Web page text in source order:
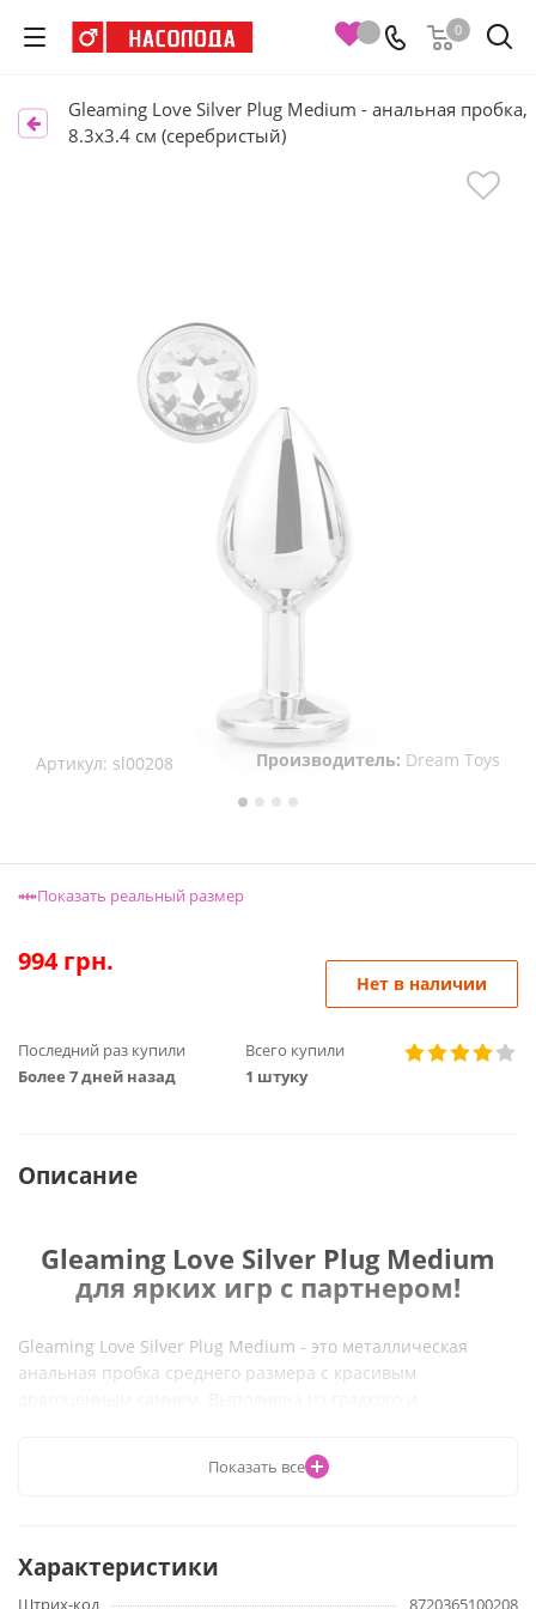
0
Gleaming Love Silver Plug Medium - анальная пробка,
8.3х3.4 см (серебристый)
Артикул: sl00208 Производитель: Dream Toys
Показать реальный размер
994грн.
Нет в наличии
Последний раз купили
Более 7 дней назад
Всего купили
1 штуку
Описание
Gleaming Love Silver Plug Medium
для ярких игр с партнером!
Gleaming Love Silver Plug Medium - это металлическая
анальная пробка среднего размера с красивым
форму. Обеспечивает комфортное и легкое введение,
ограничитель в конце надежно удерживает пробку на
узости, во время занятий любовью. Также пробка
позволяет комфортно подготовиться к анальному сексу.
Показать все
Характеристики
Штрих-код
8720365100208